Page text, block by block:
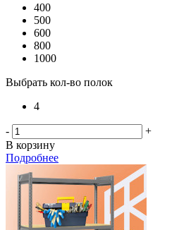
400
500
600
800
1000
Выбрать кол-во полок
4
-
+
В корзину
Подробнее